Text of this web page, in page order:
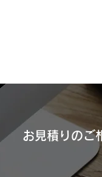
お見積りのご